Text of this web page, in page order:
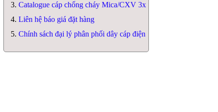
Catalogue cáp chống cháy Mica/CXV 3x
Liên hệ báo giá đặt hàng
Chính sách đại lý phân phối dây cáp điện